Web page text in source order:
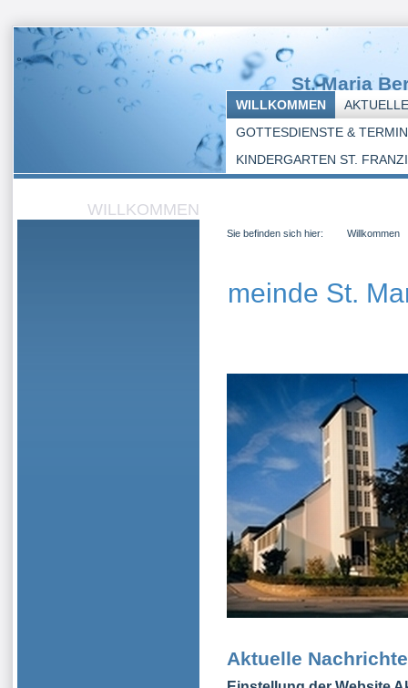
St. Maria
WILLKOMMEN
GOTTESDIENSTE &
KINDERGARTEN ST.
WILLKOMMEN
Sie befinden sich hier: Willkommen
Kath. Gemeinde St.
Aktuelle